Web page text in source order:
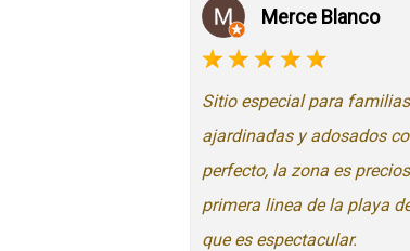
Merce Blanco
Sitio especial para
ajardinadas y adosados
perfecto, la zona es
primera linea de la playa
que es espectacular.